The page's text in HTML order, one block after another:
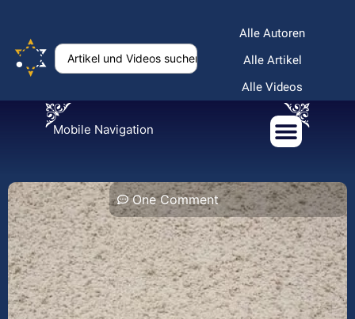
Alle Autoren
Alle Artikel
Alle Videos
Mobile Navigation
One Comment